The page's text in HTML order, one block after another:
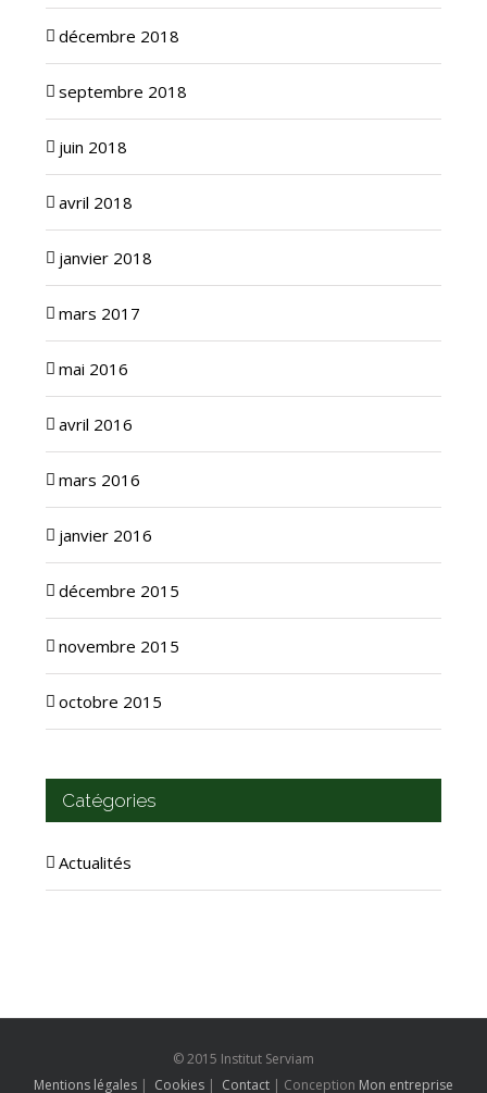
décembre 2018
septembre 2018
juin 2018
avril 2018
janvier 2018
mars 2017
mai 2016
avril 2016
mars 2016
janvier 2016
décembre 2015
novembre 2015
octobre 2015
Catégories
Actualités
© 2015 Institut Serviam
Mentions légales | Cookies | Contact | Conception Mon entreprise